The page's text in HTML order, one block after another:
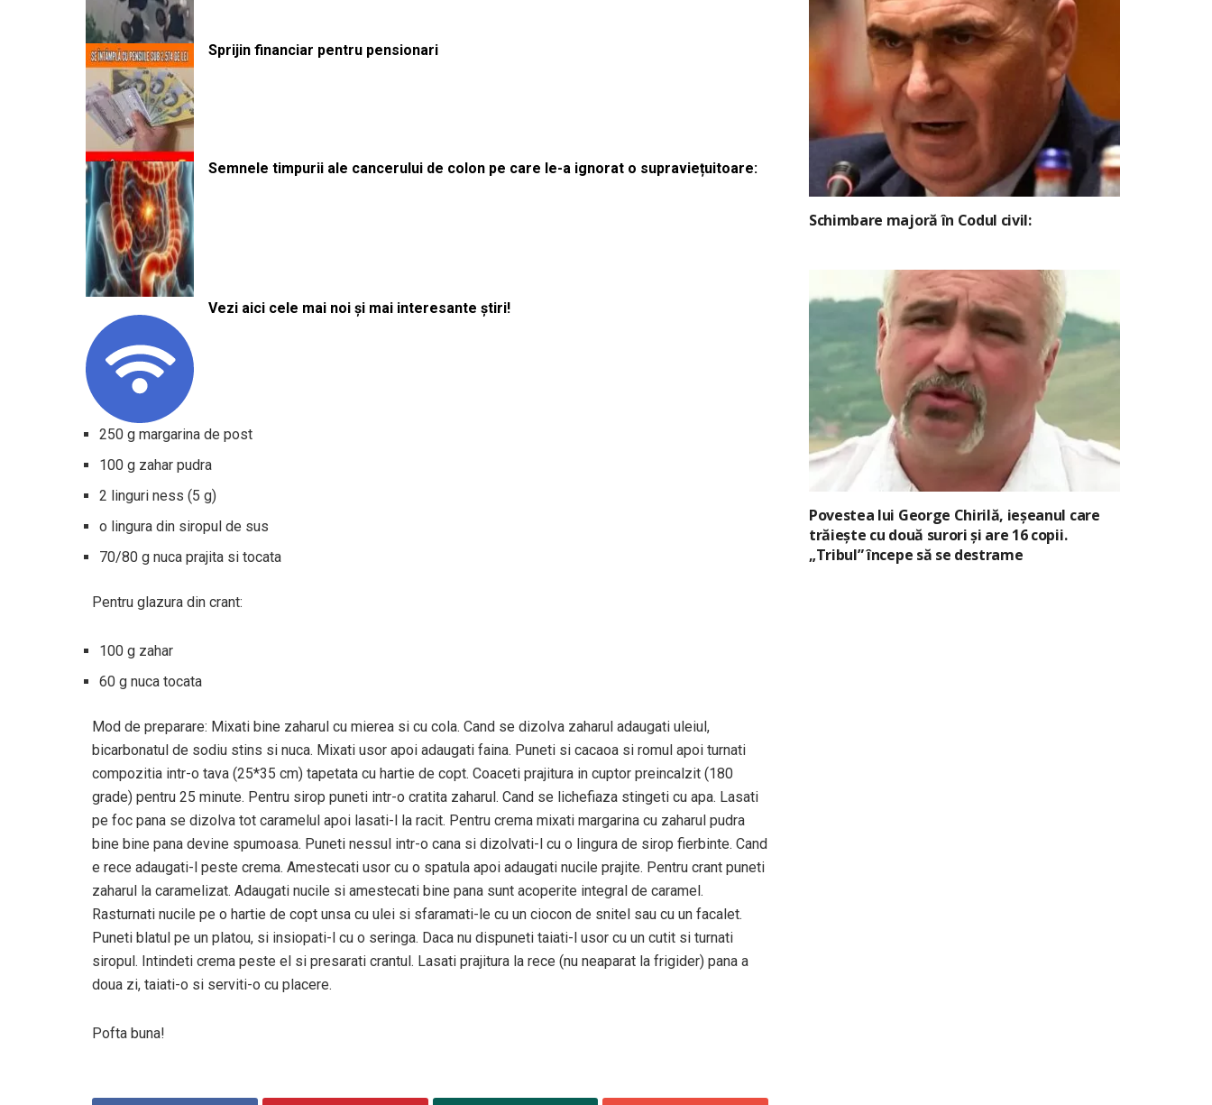
Sprijin financiar pentru pensionari
Semnele timpurii ale cancerului de colon pe care le-a ignorat o supraviețuitoare:
Vezi aici cele mai noi și mai interesante știri!
250 g margarina de post
100 g zahar pudra
2 linguri ness (5 g)
o lingura din siropul de sus
70/80 g nuca prajita si tocata
Pentru glazura din crant:
100 g zahar
60 g nuca tocata
Mod de preparare: Mixati bine zaharul cu mierea si cu cola. Cand se dizolva zaharul adaugati uleiul,
bicarbonatul de sodiu stins si nuca. Mixati usor apoi adaugati faina. Puneti si cacaoa si romul apoi turnati
compozitia intr-o tava (25*35 cm) tapetata cu hartie de copt. Coaceti prajitura in cuptor preincalzit (180
grade) pentru 25 minute. Pentru sirop puneti intr-o cratita zaharul. Cand se lichefiaza stingeti cu apa. Lasati
pe foc pana se dizolva tot caramelul apoi lasati-l la racit. Pentru crema mixati margarina cu zaharul pudra
bine bine pana devine spumoasa. Puneti nessul intr-o cana si dizolvati-l cu o lingura de sirop fierbinte. Cand
e rece adaugati-l peste crema. Amestecati usor cu o spatula apoi adaugati nucile prajite. Pentru crant puneti
zaharul la caramelizat. Adaugati nucile si amestecati bine pana sunt acoperite integral de caramel.
Rasturnati nucile pe o hartie de copt unsa cu ulei si sfaramati-le cu un ciocon de snitel sau cu un facalet.
Puneti blatul pe un platou, si insiopati-l cu o seringa. Daca nu dispuneti taiati-l usor cu un cutit si turnati
siropul. Intindeti crema peste el si presarati crantul. Lasati prajitura la rece (nu neaparat la frigider) pana a
doua zi, taiati-o si serviti-o cu placere.
Pofta buna!
Schimbare majoră în Codul civil:
Povestea lui George Chirilă, ieșeanul care
trăiește cu două surori și are 16 copii.
„Tribul” începe să se destrame